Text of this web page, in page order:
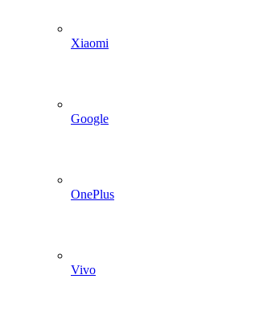
Xiaomi
Google
OnePlus
Vivo